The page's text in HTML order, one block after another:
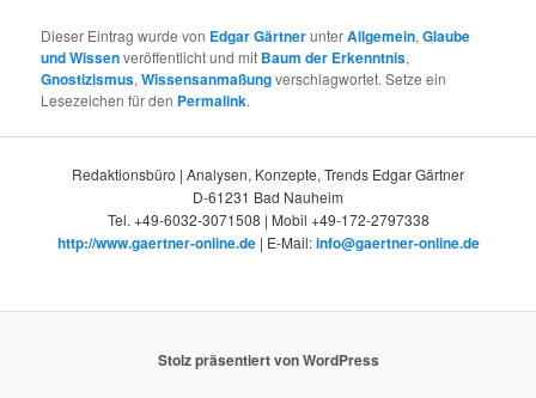
Dieser Eintrag wurde von Edgar GärtnerunterAllgemein,Glaube
und Wissenveröffentlicht und mit Baum der Erkenntnis,
Gnostizismus,Wissensanmaßungverschlagwortet. Setze ein
Lesezeichen für den Permalink.
Redaktionsbüro | Analysen, Konzepte, Trends Edgar Gärtner
D-61231 Bad Nauheim
Tel. +49-6032-3071508 | Mobil +49-172-2797338
http://www.gaertner-online.de| E-Mail:info@gaertner-online.de
Stolz präsentiert von WordPress